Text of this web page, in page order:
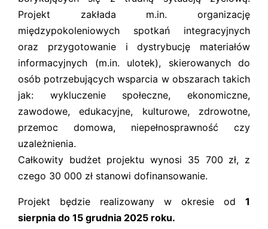
Projekt zakłada m.in. organizację
międzypokoleniowych spotkań integracyjnych
oraz przygotowanie i dystrybucję materiałów
informacyjnych (m.in. ulotek), skierowanych do
osób potrzebujących wsparcia w obszarach takich
jak: wykluczenie społeczne, ekonomiczne,
zawodowe, edukacyjne, kulturowe, zdrowotne,
przemoc domowa, niepełnosprawność czy
uzależnienia.
Całkowity budżet projektu wynosi 35 700 zł, z
czego 30 000 zł stanowi dofinansowanie.
Projekt będzie realizowany w okresie od 1
sierpnia do 15 grudnia 2025 roku.